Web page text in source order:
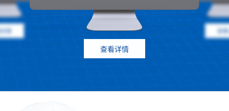
查看详情
查
情